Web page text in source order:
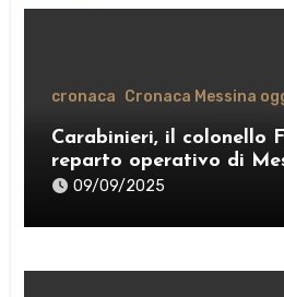
cronaca Cronaca Messina
Carabinieri, il colonello
reparto operativo di
comando provinciale di
09/09/2025